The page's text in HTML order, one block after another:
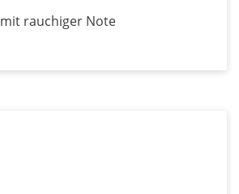
mit rauchiger Note